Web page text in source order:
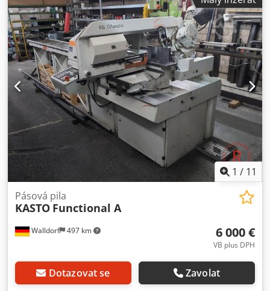
řezná rychlost: 19–100 m/min celkový příkon: 2,2 kW
hmotnost stroje: cca 860 kg rozměry stroje: cca 1550 x 1700
x 1480 mm rozpětí svěráku: 300 mm řezy pod úhlem
vlevo/vpravo: 45°/60° Kasto Compact Control – barevný
dotykový displej Frekvenčně řízený pohon pilového pásu
Plynulá regulace posuvu při řezání Hydraulický upínací
svěrák Podavač materiálu Chladicí systém Regulace
rychlosti vč. válečkové dráhy, pilových pásů, dokumentace
1 / 11
Walldorf 497 km
Pásová pila
KASTO Functional A
6 000 €
VB plus DPH
Dotazovat se Zavolat